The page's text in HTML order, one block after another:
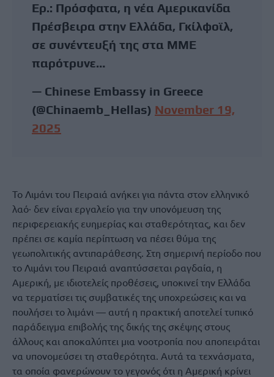
Ερ.: Πρόσφατα, η νέα Αμερικανίδα
Πρέσβειρα στην Ελλάδα, Γκίλφοϊλ,
σε συνέντευξή της στα ΜΜΕ
παρότρυνε…
— Chinese Embassy in Greece
(@Chinaemb_Hellas) November 19,
2025
Το Λιμάνι του Πειραιά ανήκει για πάντα στον ελληνικό
λαό· δεν είναι εργαλείο για την υπονόμευση της
περιφερειακής ευημερίας και σταθερότητας, και δεν
πρέπει σε καμία περίπτωση να πέσει θύμα της
γεωπολιτικής αντιπαράθεσης. Στη σημερινή περίοδο που
το Λιμάνι του Πειραιά αναπτύσσεται ραγδαία, η
Αμερική, με ιδιοτελείς προθέσεις, υποκινεί την Ελλάδα
να τερματίσει τις συμβατικές της υποχρεώσεις και να
πουλήσει το λιμάνι — αυτή η πρακτική αποτελεί τυπικό
παράδειγμα επιβολής της δικής της σκέψης στους
άλλους και αποκαλύπτει μια νοοτροπία που αποπειράται
να υπονομεύσει τη σταθερότητα. Αυτά τα τεχνάσματα,
τα οποία φανερώνουν το γεγονός ότι η Αμερική κρίνει